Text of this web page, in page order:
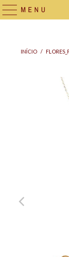
MENU
INÍCIO /